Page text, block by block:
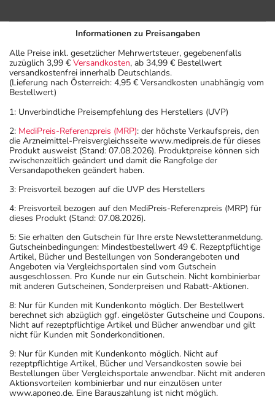
Informationen zu Preisangaben
Alle Preise inkl. gesetzlicher Mehrwertsteuer, gegebenenfalls
zuzüglich 3,99 € Versandkosten, ab 34,99 € Bestellwert
versandkostenfrei innerhalb Deutschlands.
(Lieferung nach Österreich: 4,95 € Versandkosten unabhängig vom
Bestellwert)
1: Unverbindliche Preisempfehlung des Herstellers (UVP)
2: MediPreis-Referenzpreis (MRP): der höchste Verkaufspreis, den
die Arzneimittel-Preisvergleichsseite www.medipreis.de für dieses
Produkt ausweist (Stand: 07.08.2026). Produktpreise können sich
zwischenzeitlich geändert und damit die Rangfolge der
Versandapotheken geändert haben.
3: Preisvorteil bezogen auf die UVP des Herstellers
4: Preisvorteil bezogen auf den MediPreis-Referenzpreis (MRP) für
dieses Produkt (Stand: 07.08.2026).
5: Sie erhalten den Gutschein für Ihre erste Newsletteranmeldung.
Gutscheinbedingungen: Mindestbestellwert 49 €. Rezeptpflichtige
Artikel, Bücher und Bestellungen von Sonderangeboten und
Angeboten via Vergleichsportalen sind vom Gutschein
ausgeschlossen. Pro Kunde nur ein Gutschein. Nicht kombinierbar
mit anderen Gutscheinen, Sonderpreisen und Rabatt-Aktionen.
8: Nur für Kunden mit Kundenkonto möglich. Der Bestellwert
berechnet sich abzüglich ggf. eingelöster Gutscheine und Coupons.
Nicht auf rezeptpflichtige Artikel und Bücher anwendbar und gilt
nicht für Kunden mit Sonderkonditionen.
9: Nur für Kunden mit Kundenkonto möglich. Nicht auf
rezeptpflichtige Artikel, Bücher und Versandkosten sowie bei
Bestellungen über Vergleichsportale anwendbar. Nicht mit anderen
Aktionsvorteilen kombinierbar und nur einzulösen unter
www.aponeo.de. Eine Barauszahlung ist nicht möglich.